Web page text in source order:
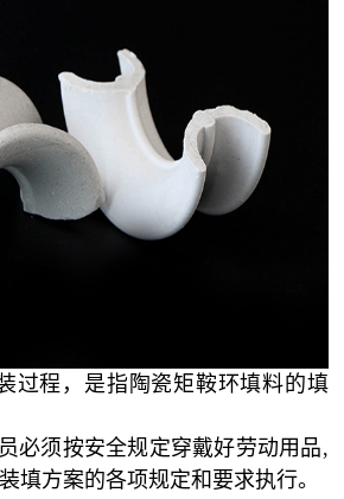
过程，是指陶瓷矩鞍环填料的填
必须按安全规定穿戴好劳动用品,
填方案的各项规定和要求执行。